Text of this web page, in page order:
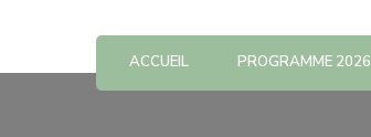
ACCUEIL PROGRAMME 2026